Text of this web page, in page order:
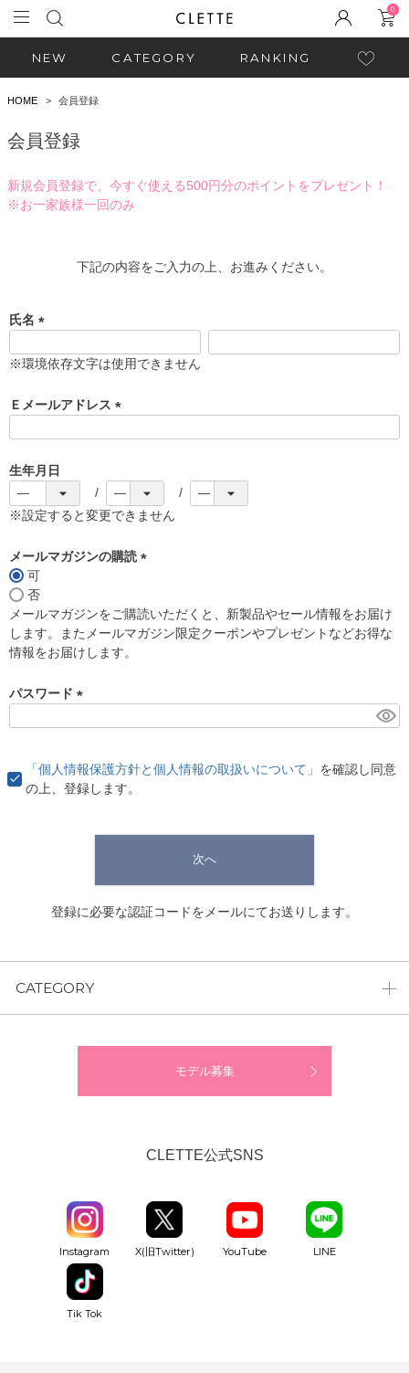
0
NEW CATEGORY RANKING
HOME 会員登録
会員登録
新規会員登録で、今すぐ使える500円分のポイントをプレゼント！
※お一家族様一回のみ
下記の内容をご入力の上、お進みください。
氏名
必
)
※環境依存文字は使用できません
Ｅメールアドレス
)
生年月日
※設定すると変更できません
メールマガジンの購読
須
)
可
否
メールマガジンをご購読いただくと、新製品やセール情報をお届け
します。またメールマガジン限定クーポンやプレゼントなどお得な
情報をお届けします。
パスワード
)
「個人情報保護方針と個人情報の取扱いについて」 を確認し同意
の上、登録します。
次へ
登録に必要な認証コードをメールにてお送りします。
CATEGORY
モデル募集
CLETTE公式SNS
Instagram X(旧Twitter) YouTube LINE
Tik Tok